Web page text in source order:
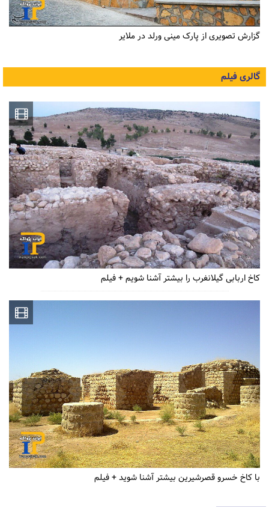
گزارش تصویری از پارک مینی ورلد در ملایر
گالری فیلم
کاخ اربابی گیلانغرب را بیشتر آشنا شویم + فیلم
با کاخ خسرو قصرشیرین بیشتر آشنا شوید + فیلم